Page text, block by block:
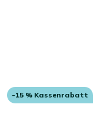
-15 % Kassenrabatt